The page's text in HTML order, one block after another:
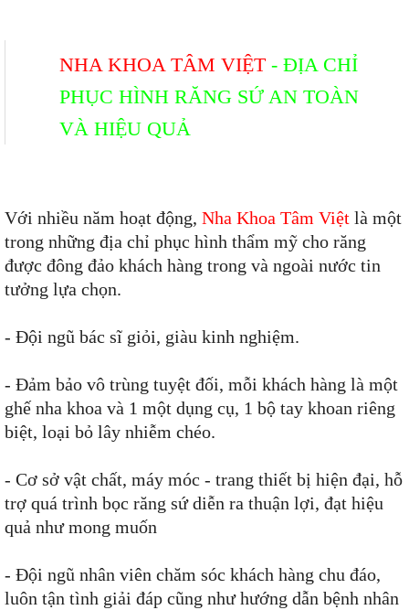
NHA KHOA TÂM VIỆT - ĐỊA CHỈ
PHỤC HÌNH RĂNG SỨ AN TOÀN
VÀ HIỆU QUẢ
Với nhiều năm hoạt động, Nha Khoa Tâm Việt là một
trong những địa chỉ phục hình thẩm mỹ cho răng
được đông đảo khách hàng trong và ngoài nước tin
tưởng lựa chọn.
- Đội ngũ bác sĩ giỏi, giàu kinh nghiệm.
- Đảm bảo vô trùng tuyệt đối, mỗi khách hàng là một
ghế nha khoa và 1 một dụng cụ, 1 bộ tay khoan riêng
biệt, loại bỏ lây nhiễm chéo.
- Cơ sở vật chất, máy móc - trang thiết bị hiện đại, hỗ
trợ quá trình bọc răng sứ diễn ra thuận lợi, đạt hiệu
quả như mong muốn
- Đội ngũ nhân viên chăm sóc khách hàng chu đáo,
luôn tận tình giải đáp cũng như hướng dẫn bệnh nhân